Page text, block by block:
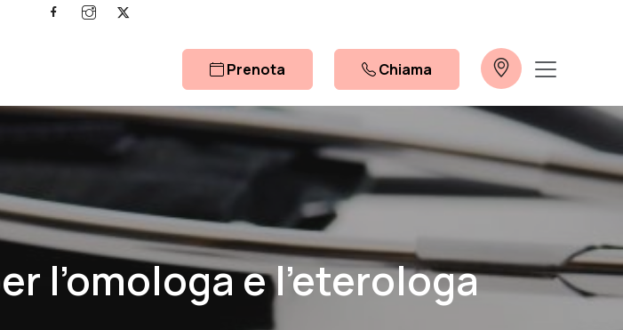
Prenota Chiama
l’omologa e l’eterologa